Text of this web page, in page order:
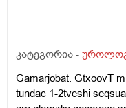
კატეგორია -
Gamarjobat. GtxoovT
tundac 1-2tveshi